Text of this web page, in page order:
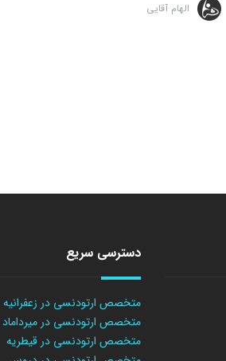
الهام آقایی
دسترسی سریع
متخصص ارتودنسی در زعفرانیه
متخصص ارتودنسی در میرداماد
متخصص ارتودنسی در قیطریه